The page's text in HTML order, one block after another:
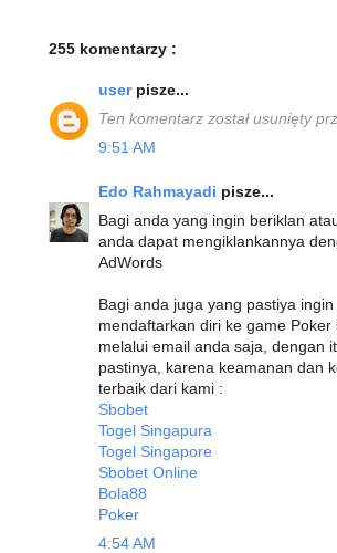
255 komentarzy :
user pisze...
Ten komentarz został usunięty
9:51 AM
Edo Rahmayadi pisze...
Bagi anda yang ingin beriklan
anda dapat mengiklankannya
AdWords
Bagi anda juga yang pastiya
mendaftarkan diri ke game
melalui email anda saja, dengan
pastinya, karena keamanan dan
terbaik dari kami :
Sbobet
Togel Singapura
Togel Singapore
Sbobet Online
Bola88
Poker
4:54 AM